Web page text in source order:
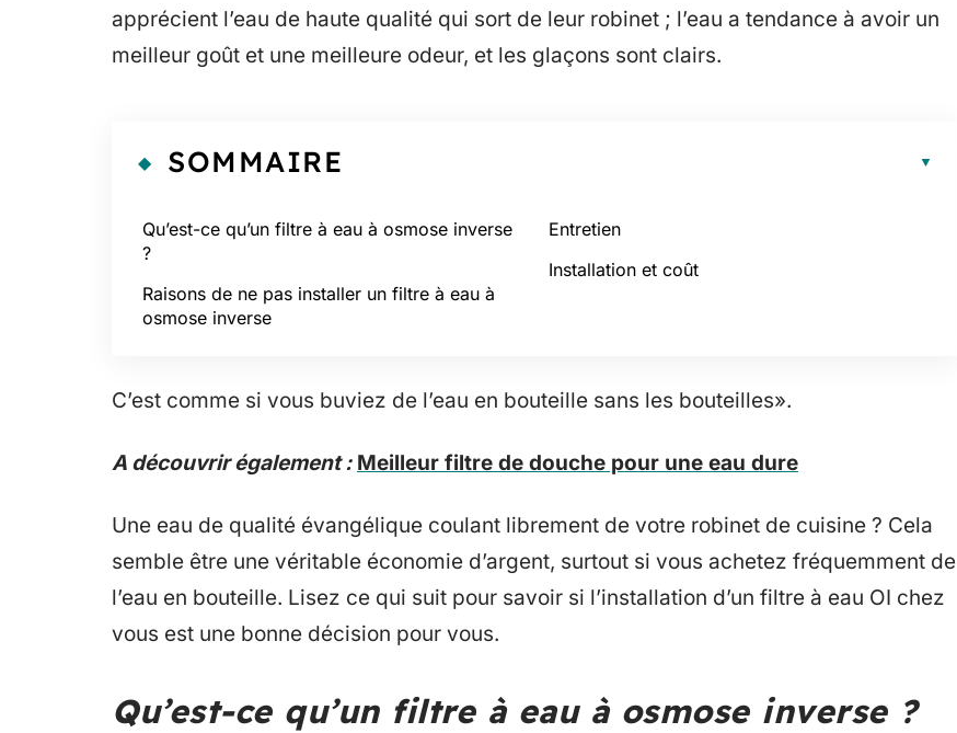
apprécient l’eau de haute qualité qui sort de leur robinet ; l’eau a tendance à avoir un
meilleur goût et une meilleure odeur, et les glaçons sont clairs.
SOMMAIRE
Qu’est-ce qu’un filtre à eau à osmose inverse
?
Raisons de ne pas installer un filtre à eau à
osmose inverse
Entretien
Installation et coût
C’est comme si vous buviez de l’eau en bouteille sans les bouteilles».
A découvrir également : Meilleur filtre de douche pour une eau dure
Une eau de qualité évangélique coulant librement de votre robinet de cuisine ? Cela
semble être une véritable économie d’argent, surtout si vous achetez fréquemment de
l’eau en bouteille. Lisez ce qui suit pour savoir si l’installation d’un filtre à eau OI chez
vous est une bonne décision pour vous.
Qu’est-ce qu’un filtre à eau à osmose inverse ?